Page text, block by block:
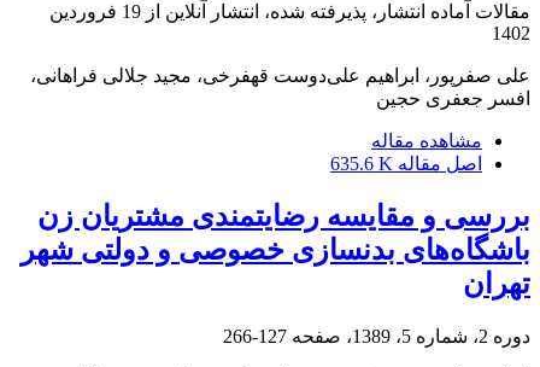
مقالات آماده انتشار، پذیرفته شده، انتشار آنلاین از
19 فروردین
1402
علی صفرپور، ابراهیم علی‌دوست قهفرخی، مجید جلالی فراهانی،
افسر جعفری حجین
مشاهده مقاله
اصل مقاله 635.6 K
بررسی و مقایسه رضایتمندی مشتریان زن
باشگاه‌های بدنسازی خصوصی و دولتی شهر
تهران
دوره 2، شماره 5، 1389، صفحه 127-266